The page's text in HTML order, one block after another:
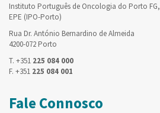
Instituto Português de Oncologia do Porto FG,
EPE (IPO-Porto)
Rua Dr. António Bernardino de Almeida
4200-072 Porto
T. +351 225 084 000
F. +351 225 084 001
Fale Connosco